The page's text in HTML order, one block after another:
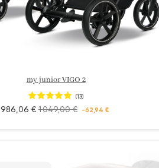
my junior VIGO 2
(13)
986,06 € 1 049,00 € -62,94 €